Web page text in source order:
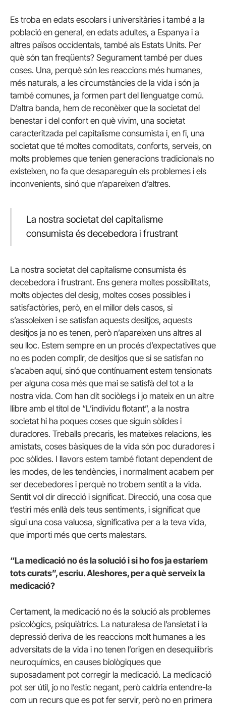
Es troba en edats escolars i universitàries i també a la
població en general, en edats adultes, a Espanya i a
altres països occidentals, també als Estats Units. Per
què són tan freqüents? Segurament també per dues
coses. Una, perquè són les reaccions més humanes,
més naturals, a les circumstàncies de la vida i són ja
també comunes, ja formen part del llenguatge comú.
D’altra banda, hem de reconèixer que la societat del
benestar i del confort en què vivim, una societat
caracteritzada pel capitalisme consumista i, en fi, una
societat que té moltes comoditats, conforts, serveis, on
molts problemes que tenien generacions tradicionals no
existeixen, no fa que desapareguin els problemes i els
inconvenients, sinó que n’apareixen d’altres.
La nostra societat del capitalisme
consumista és decebedora i frustrant
La nostra societat del capitalisme consumista és
decebedora i frustrant. Ens genera moltes possibilitats,
molts objectes del desig, moltes coses possibles i
satisfactòries, però, en el millor dels casos, si
s’assoleixen i se satisfan aquests desitjos, aquests
desitjos ja no es tenen, però n’apareixen uns altres al
seu lloc. Estem sempre en un procés d’expectatives que
no es poden complir, de desitjos que si se satisfan no
s’acaben aquí, sinó que contínuament estem tensionats
per alguna cosa més que mai se satisfà del tot a la
nostra vida. Com han dit sociòlegs i jo mateix en un altre
llibre amb el títol de “L’individu flotant”, a la nostra
societat hi ha poques coses que siguin sòlides i
duradores. Treballs precaris, les mateixes relacions, les
amistats, coses bàsiques de la vida són poc duradores i
poc sòlides. I llavors estem també flotant dependent de
les modes, de les tendències, i normalment acabem per
ser decebedores i perquè no trobem sentit a la vida.
Sentit vol dir direcció i significat. Direcció, una cosa que
t’estiri més enllà dels teus sentiments, i significat que
sigui una cosa valuosa, significativa per a la teva vida,
que importi més que certs malestars.
“La medicació no és la solució i si ho fos ja estaríem
tots curats”, escriu. Aleshores, per a què serveix la
medicació?
Certament, la medicació no és la solució als problemes
psicològics, psiquiàtrics. La naturalesa de l’ansietat i la
depressió deriva de les reaccions molt humanes a les
adversitats de la vida i no tenen l’origen en desequilibris
neuroquímics, en causes biològiques que
suposadament pot corregir la medicació. La medicació
pot ser útil, jo no l’estic negant, però caldria entendre-la
com un recurs que es pot fer servir, però no en primera